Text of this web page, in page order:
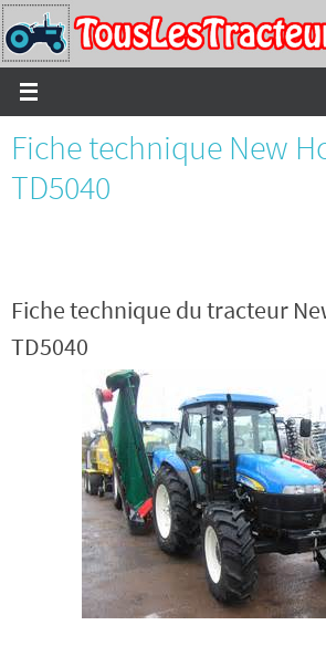
Passer
vers
le
contenu
Fiche technique New
TD5040
Fiche technique du tracteur
TD5040